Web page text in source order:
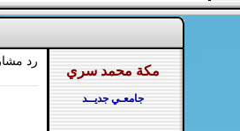
مكة محمد سري
جامعـي جديــد
رد